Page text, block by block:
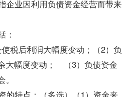
业因利用负债资金经营而带来
：
后利润大幅度变动；（2）负
大幅度变动； （3）负债资金
特点：（多选）（1）资金来